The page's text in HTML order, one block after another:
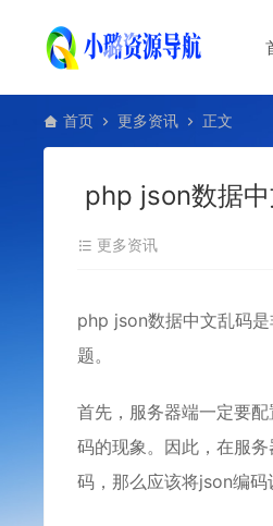
首页 更多资讯 正文
php json数据
更多资讯
php json数据中文乱码
题。
首先，服务器端一定要
码的现象。因此，在服
码，那么应该将json编